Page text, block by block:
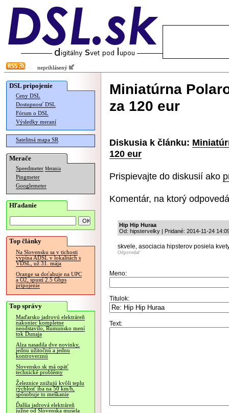
neprihlásený
DSL pripojenie
Ceny DSL
Dostupnosť DSL
Fórum o DSL
Výsledky meraní
Satelitná mapa SR
Merače
Speedmeter Merania
Pingmeter
Googlemeter
Hľadanie
Top články
Na Slovensku sa v tichosti
vypína ADSL v lokalitách s
VDSL, už 31. mája
Orange sa doťahuje na UPC
a O2, spustí 2.5 Gbps
pripojenie
Top správy
Maďarsko jadrovú elektráreň
nakoniec kompletne
neodstavilo, Rumunsko mení
tok Dunaja
Alza nasadila dve novinky,
jednu užitočnú a jednu
kontroverznú
Slovensko.sk má opäť
technické problémy
Železnice znižujú kvôli teplu
rýchlosť iba na 50 km/h,
spôsobuje to meškanie
Ďalšia jadrová elektráreň
južne od Slovenska musela
Miniatúrna
za 120 eur
Diskusia k článku:
120 eur
Prispievajte do diskusií ako
Komentár, na ktorý
Hip Hip Huraa
Od: hipstervelky | Pridané: 2014-11-24
skvele, asociacia hipsterov posiela
Odpovedať
Meno:
Titulok:
Text: